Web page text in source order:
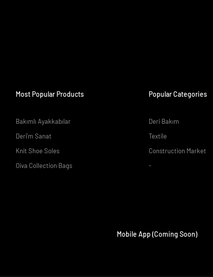
Most Popular Products
Bakımlı Ayakkabılar
Deri'm Sanat
Knit Shoe Soles
Oiva Collection Bags
Popular Categories
Deri Bakım
Textile
Construction Market
-
Mobile App (Coming Soon)